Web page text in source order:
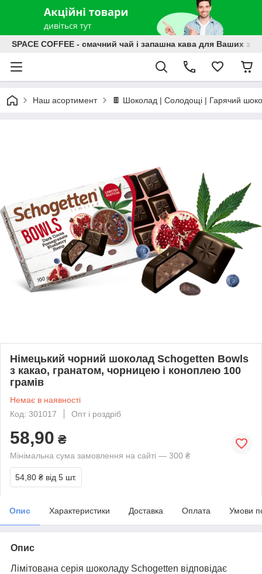
SPACE COFFEE - смачний чай і запашна кава для Ваших
Наш асортимент 🍫 Шоколад | Солодощі | Гарячий
Німецький чорний шоколад Schogetten Bowls
з какао, гранатом, чорницею і коноплею 100
грамів
Немає в наявності
Код: 301017
Опт і роздріб
58,90 ₴
Мінімальна сума замовлення на сайті — 300 ₴
54,80 ₴ від 5 шт.
Опис Характеристики Доставка Оплата Умови
Опис
Лімітована серія шоколаду Schogetten відповідає